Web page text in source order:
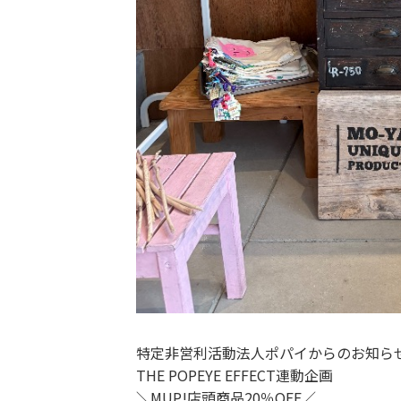
特定非営利活動法人ポパイからのお知ら
THE POPEYE EFFECT連動企画